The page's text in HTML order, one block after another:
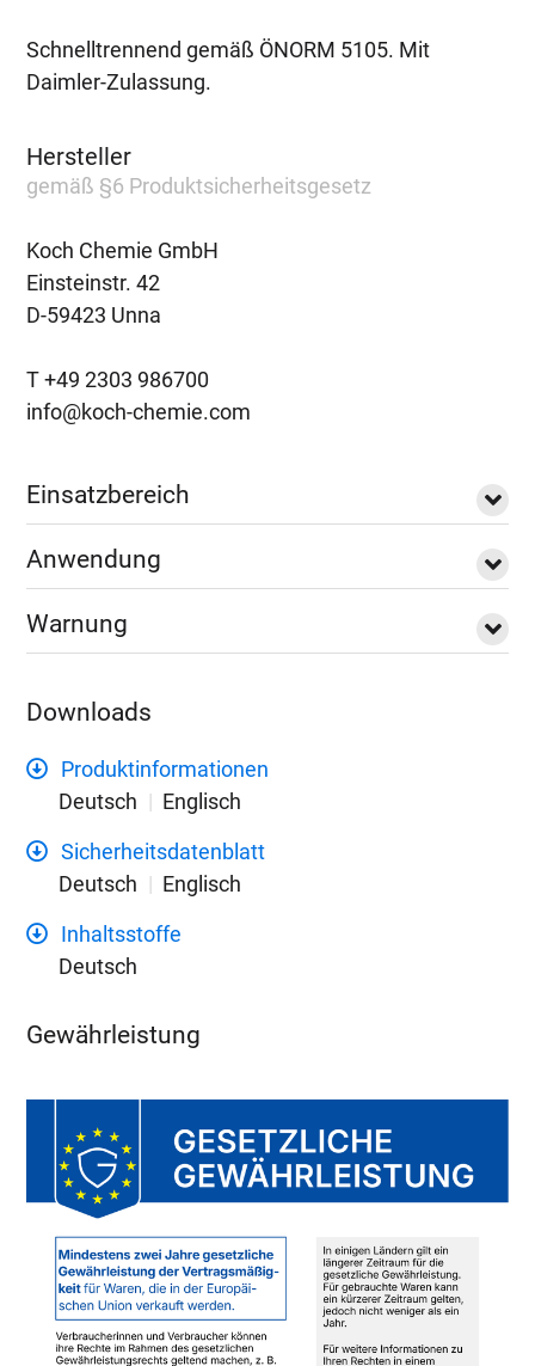
Schnelltrennend gemäß ÖNORM 5105. Mit
Daimler-Zulassung.
Hersteller
gemäß §6 Produktsicherheitsgesetz
Koch Chemie GmbH
Einsteinstr. 42
D-59423 Unna
T +49 2303 986700
info@koch-chemie.com
Einsatzbereich
Anwendung
Warnung
Downloads
Produktinformationen
Deutsch
Englisch
Sicherheitsdatenblatt
Deutsch
Englisch
Inhaltsstoffe
Deutsch
Gewährleistung